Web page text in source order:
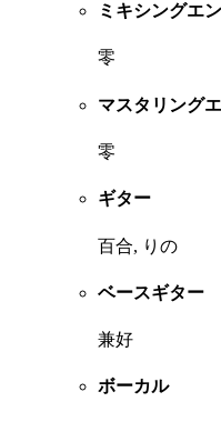
ミキシングエ
零
マスタリング
零
ギター
百合, りの
ベースギター
兼好
ボーカル